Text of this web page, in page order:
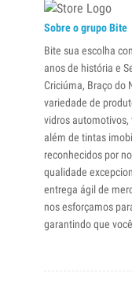
Sobre o grupo Bite
Bite sua escolha
anos de história e
Criciúma, Braço do
variedade de
vidros
além de tintas
reconhecidos por
qualidade
entrega ágil de
nos esforçamos
garantindo que